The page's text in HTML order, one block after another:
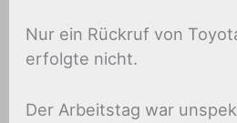
Nur ein Rückruf von
erfolgte nicht.
Der Arbeitstag war